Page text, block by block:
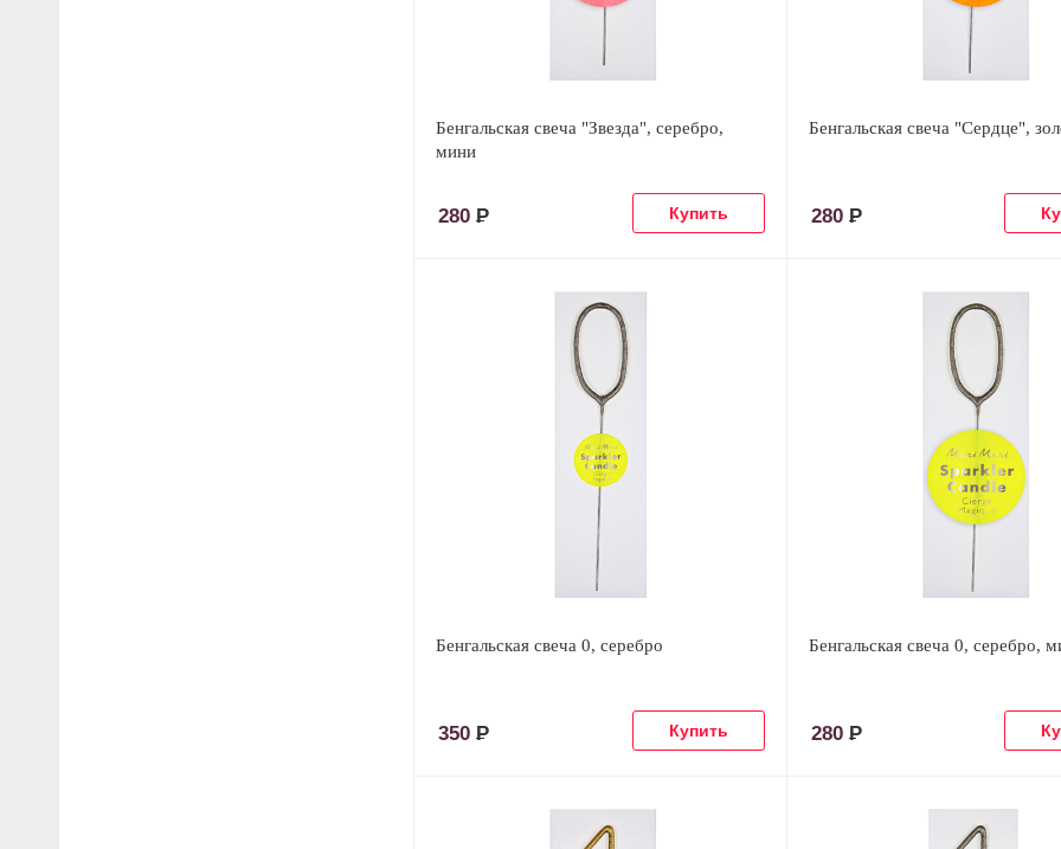
Бенгальская свеча "Звезда", серебро,
мини
280 Р
Бенгальская свеча "Сердце",
280 Р
Бенгальская свеча 0, серебро
350 Р
Бенгальская свеча 0, серебро,
280 Р